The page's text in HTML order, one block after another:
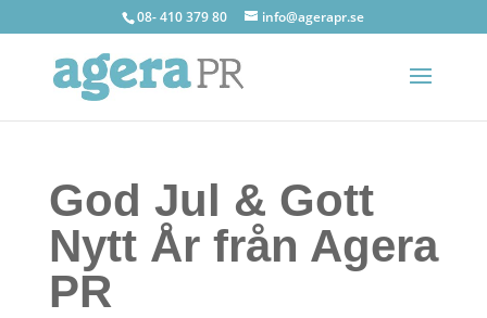
08- 410 379 80 info@agerapr.se
God Jul & Gott
Nytt År från Agera
PR